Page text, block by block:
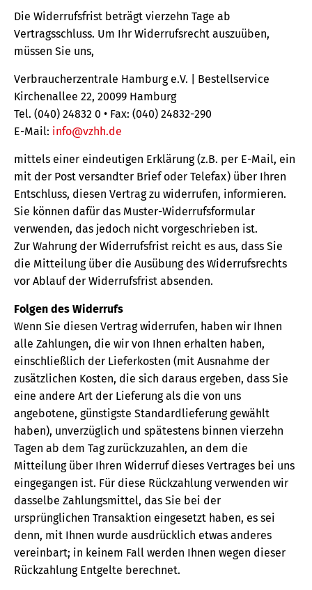
Die Widerrufsfrist beträgt vierzehn Tage ab
Vertragsschluss. Um Ihr Widerrufsrecht auszuüben,
müssen Sie uns,
Verbraucherzentrale Hamburg e.V. | Bestellservice
Kirchenallee 22, 20099 Hamburg
Tel. (040) 24832 0 • Fax: (040) 24832-290
E-Mail: info@vzhh.de
mittels einer eindeutigen Erklärung (z.B. per E-Mail, ein
mit der Post versandter Brief oder Telefax) über Ihren
Entschluss, diesen Vertrag zu widerrufen, informieren.
Sie können dafür das Muster-Widerrufsformular
verwenden, das jedoch nicht vorgeschrieben ist.
Zur Wahrung der Widerrufsfrist reicht es aus, dass Sie
die Mitteilung über die Ausübung des Widerrufsrechts
vor Ablauf der Widerrufsfrist absenden.
Folgen des Widerrufs
Wenn Sie diesen Vertrag widerrufen, haben wir Ihnen
alle Zahlungen, die wir von Ihnen erhalten haben,
einschließlich der Lieferkosten (mit Ausnahme der
zusätzlichen Kosten, die sich daraus ergeben, dass Sie
eine andere Art der Lieferung als die von uns
angebotene, günstigste Standardlieferung gewählt
haben), unverzüglich und spätestens binnen vierzehn
Tagen ab dem Tag zurückzuzahlen, an dem die
Mitteilung über Ihren Widerruf dieses Vertrages bei uns
eingegangen ist. Für diese Rückzahlung verwenden wir
dasselbe Zahlungsmittel, das Sie bei der
ursprünglichen Transaktion eingesetzt haben, es sei
denn, mit Ihnen wurde ausdrücklich etwas anderes
vereinbart; in keinem Fall werden Ihnen wegen dieser
Rückzahlung Entgelte berechnet.